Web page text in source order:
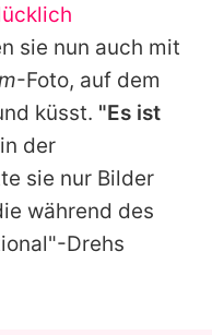
sie nun auch mit
-Foto, auf dem
küsst. "Es ist
der
sie nur Bilder
während des
Drehs